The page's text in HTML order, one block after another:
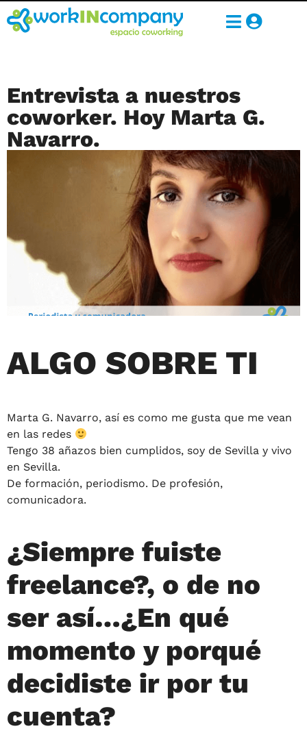
Entrevista a nuestros
coworker. Hoy Marta G.
Navarro.
ALGO SOBRE TI
Marta G. Navarro, así es como me gusta que me vean
en las redes
Tengo 38 añazos bien cumplidos, soy de Sevilla y vivo
en Sevilla.
De formación, periodismo. De profesión,
comunicadora.
¿Siempre fuiste
freelance?, o de no
ser así…¿En qué
momento y porqué
decidiste ir por tu
cuenta?